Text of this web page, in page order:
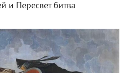
и Пересвет битва